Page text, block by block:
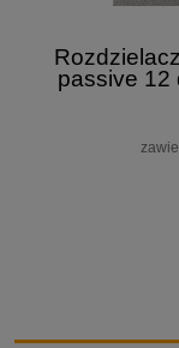
passive 12